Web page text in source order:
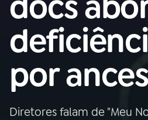
01 INÍCIO
02A RÁDIO
03PROGRAMAÇÃO
por
Diretores falam de "Meu